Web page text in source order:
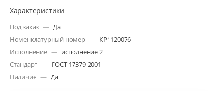
Характеристики
Под заказ — Да
Номенклатурный номер — КР1120076
Исполнение — исполнение 2
Стандарт — ГОСТ 17379-2001
Наличие — Да